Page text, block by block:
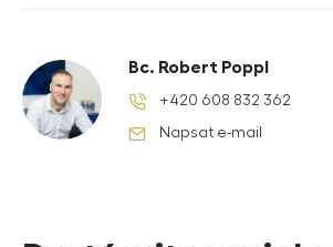
Bc. Robert Poppl
telefonní číslo
+420 608 832 362
e-mail
Napsat e-mail